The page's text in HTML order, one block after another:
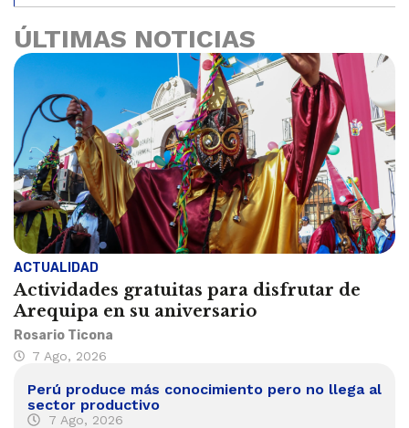
ÚLTIMAS NOTICIAS
ACTUALIDAD
Actividades gratuitas para disfrutar de
Arequipa en su aniversario
Rosario Ticona
7 Ago, 2026
Perú produce más conocimiento pero no llega al
sector productivo
7 Ago, 2026